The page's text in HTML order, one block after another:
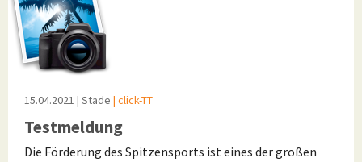
15.04.2021 | Stade | click-TT
Testmeldung
Die Förderung des Spitzensports ist eines der großen